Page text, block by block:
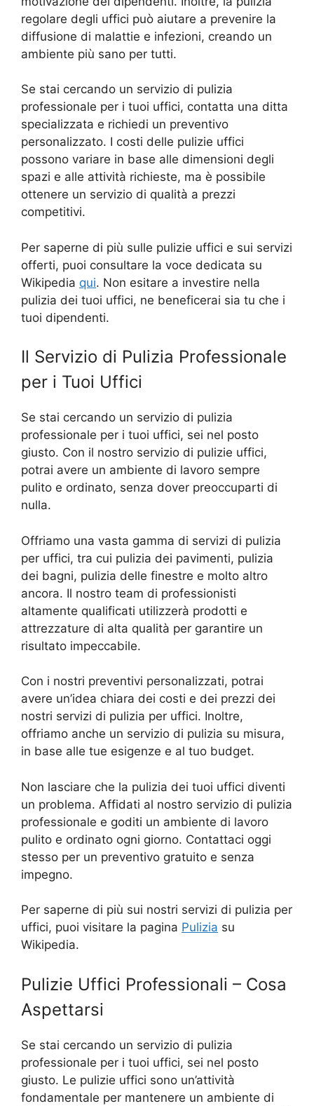
regolare degli uffici può aiutare a prevenire la
diffusione di malattie e infezioni, creando un
ambiente più sano per tutti.
Se stai cercando un servizio di pulizia
professionale per i tuoi uffici, contatta una ditta
specializzata e richiedi un preventivo
personalizzato. I costi delle pulizie uffici
possono variare in base alle dimensioni degli
spazi e alle attività richieste, ma è possibile
ottenere un servizio di qualità a prezzi
competitivi.
Per saperne di più sulle pulizie uffici e sui servizi
offerti, puoi consultare la voce dedicata su
Wikipedia qui. Non esitare a investire nella
pulizia dei tuoi uffici, ne beneficerai sia tu che i
tuoi dipendenti.
Il Servizio di Pulizia Professionale
per i Tuoi Uffici
Se stai cercando un servizio di pulizia
professionale per i tuoi uffici, sei nel posto
giusto. Con il nostro servizio di pulizie uffici,
potrai avere un ambiente di lavoro sempre
pulito e ordinato, senza dover preoccuparti di
nulla.
Offriamo una vasta gamma di servizi di pulizia
per uffici, tra cui pulizia dei pavimenti, pulizia
dei bagni, pulizia delle finestre e molto altro
ancora. Il nostro team di professionisti
altamente qualificati utilizzerà prodotti e
attrezzature di alta qualità per garantire un
risultato impeccabile.
Con i nostri preventivi personalizzati, potrai
avere un’idea chiara dei costi e dei prezzi dei
nostri servizi di pulizia per uffici. Inoltre,
offriamo anche un servizio di pulizia su misura,
in base alle tue esigenze e al tuo budget.
Non lasciare che la pulizia dei tuoi uffici diventi
un problema. Affidati al nostro servizio di pulizia
professionale e goditi un ambiente di lavoro
pulito e ordinato ogni giorno. Contattaci oggi
stesso per un preventivo gratuito e senza
impegno.
Per saperne di più sui nostri servizi di pulizia per
uffici, puoi visitare la pagina Pulizia su
Wikipedia.
Pulizie Uffici Professionali – Cosa
Aspettarsi
Se stai cercando un servizio di pulizia
professionale per i tuoi uffici, sei nel posto
giusto. Le pulizie uffici sono un’attività
fondamentale per mantenere un ambiente di